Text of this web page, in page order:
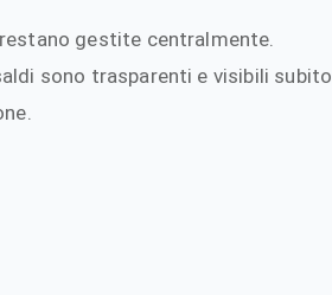
gestite centralmente.
sono trasparenti e visibili subito